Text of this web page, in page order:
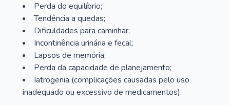
Perda do equilíbrio;
Tendência a quedas;
Dificuldades para caminhar;
Incontinência urinária e fecal;
Lapsos de memória;
Perda da capacidade de planejamento;
Iatrogenia (complicações causadas pelo uso
inadequado ou excessivo de medicamentos).